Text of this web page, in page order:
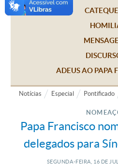
ADEUS AO PAPA
Notícias Especial Pontificado
Papa Francisco
delegados para
SEGUNDA-FEIRA, 16 DE